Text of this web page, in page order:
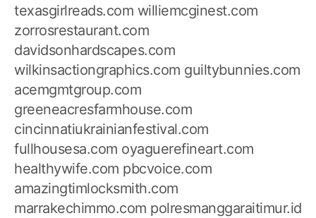
texasgirlreads.com williemcginest.com
zorrosrestaurant.com
davidsonhardscapes.com
wilkinsactiongraphics.com guiltybunnies.com
acemgmtgroup.com
greeneacresfarmhouse.com
cincinnatiukrainianfestival.com
fullhousesa.com oyaguerefineart.com
healthywife.com pbcvoice.com
amazingtimlocksmith.com
marrakechimmo.com polresmanggaraitimur.id